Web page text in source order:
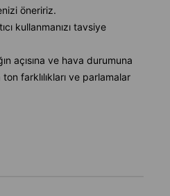
öneririz.
kullanmanızı tavsiye
açısına ve hava durumuna
farklılıkları ve parlamalar